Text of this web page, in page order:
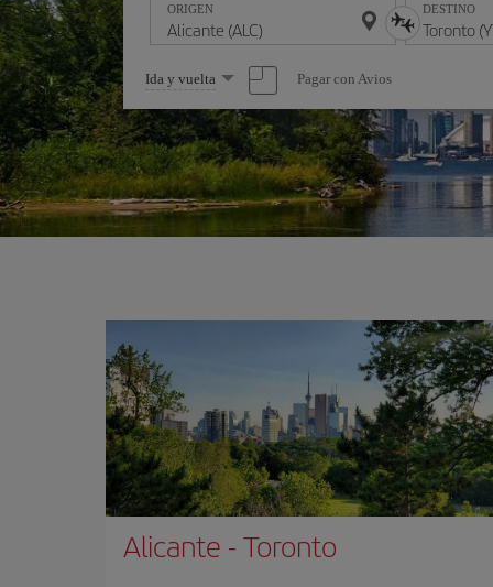
ORIGEN DESTINO
Seleccione
una
opción
Ida y vuelta Pagar con Avios
Alicante -Toronto